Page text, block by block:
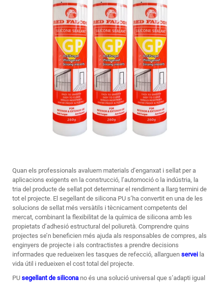
Quan els professionals avaluem materials d’enganxat i sellat per a
aplicacions exigents en la construcció, l’automoció o la indústria, la
tria del producte de sellat pot determinar el rendiment a llarg termini de
tot el projecte. El segellant de silicona PU s’ha convertit en una de les
solucions de sellat més versàtils i tècnicament competents del
mercat, combinant la flexibilitat de la química de silicona amb les
propietats d’adhesió estructural del poliuretà. Comprendre quins
projectes se’n beneficien més ajuda als responsables de compres, als
enginyers de projecte i als contractistes a prendre decisions
informades que redueixen les tasques de refecció, allarguen servei la
vida útil i redueixen el cost total del projecte.
PU segellant de silicona no és una solució universal que s’adapti igual